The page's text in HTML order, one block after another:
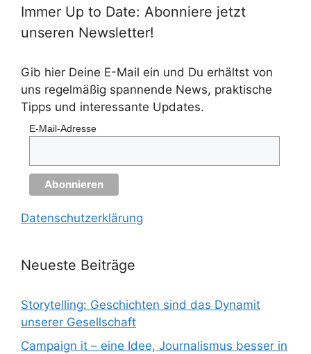
Immer Up to Date: Abonniere jetzt
unseren Newsletter!
Gib hier Deine E-Mail ein und Du erhältst von
uns regelmäßig spannende News, praktische
Tipps und interessante Updates.
E-Mail-Adresse
Datenschutzerklärung
Neueste Beiträge
Storytelling: Geschichten sind das Dynamit
unserer Gesellschaft
Campaign it – eine Idee, Journalismus besser in